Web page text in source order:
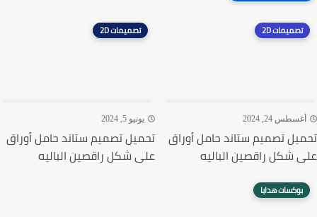
تصميمات 2D
24, 2024
تصميم ستاند حامل أوراق
شكل راقصين الباليه
تصميمات 2D
يونيو 5, 2024
تحميل تصميم ستاند حامل أوراق
على شكل راقصين الباليه
بوكسات هدايا